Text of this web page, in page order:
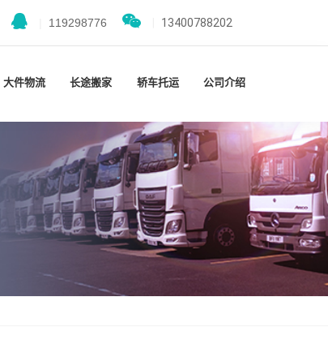
119298776 13400788202
大件物流 长途搬家 轿车托运 公司介绍